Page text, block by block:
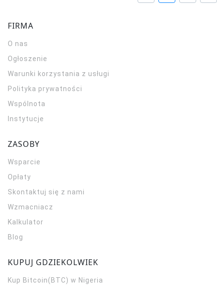
FIRMA
O nas
Ogłoszenie
Warunki korzystania z usługi
Polityka prywatności
Wspólnota
Instytucje
ZASOBY
Wsparcie
Opłaty
Skontaktuj się z nami
Wzmacniacz
Kalkulator
Blog
KUPUJ GDZIEKOLWIEK
Kup Bitcoin(BTC) w Nigeria